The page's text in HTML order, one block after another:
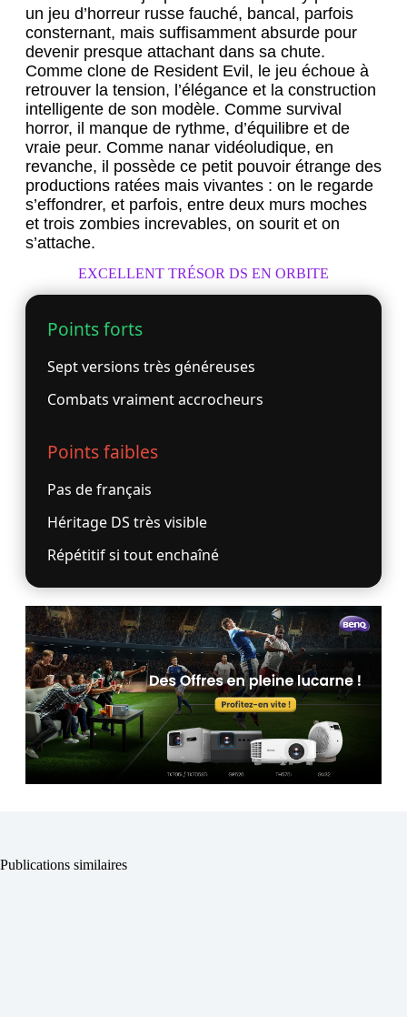
un jeu d’horreur russe fauché, bancal, parfois
consternant, mais suffisamment absurde pour
devenir presque attachant dans sa chute.
Comme clone de Resident Evil, le jeu échoue à
retrouver la tension, l’élégance et la construction
intelligente de son modèle. Comme survival
horror, il manque de rythme, d’équilibre et de
vraie peur. Comme nanar vidéoludique, en
revanche, il possède ce petit pouvoir étrange des
productions ratées mais vivantes : on le regarde
s’effondrer, et parfois, entre deux murs moches
et trois zombies increvables, on sourit et on
s’attache.
EXCELLENT TRÉSOR DS EN ORBITE
Points forts
Sept versions très généreuses
Combats vraiment accrocheurs
Points faibles
Pas de français
Héritage DS très visible
Répétitif si tout enchaîné
Publications similaires